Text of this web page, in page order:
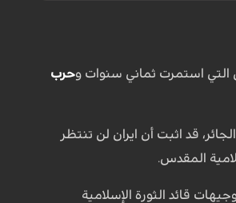
التي استمرت ثماني سنوات وحرب
قد اثبت أن ايران لن تنتظر
المقدس.
قائد الثورة الإسلامية